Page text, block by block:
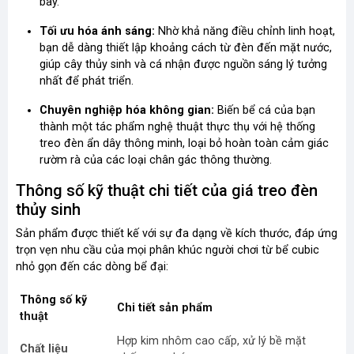
Tối ưu hóa ánh sáng: Nhờ khả năng điều chỉnh linh hoạt,
bạn dễ dàng thiết lập khoảng cách từ đèn đến mặt nước,
giúp cây thủy sinh và cá nhận được nguồn sáng lý tưởng
nhất để phát triển.
Chuyên nghiệp hóa không gian: Biến bể cá của bạn
thành một tác phẩm nghệ thuật thực thụ với hệ thống
treo đèn ẩn dây thông minh, loại bỏ hoàn toàn cảm giác
rườm rà của các loại chân gác thông thường.
Thông số kỹ thuật chi tiết của giá treo đèn
thủy sinh
Sản phẩm được thiết kế với sự đa dạng về kích thước, đáp ứng
trọn vẹn nhu cầu của mọi phân khúc người chơi từ bể cubic
nhỏ gọn đến các dòng bể đại:
Thông số kỹ
thuật
Chi tiết sản phẩm
Chất liệu
Hợp kim nhôm cao cấp, xử lý bề mặt